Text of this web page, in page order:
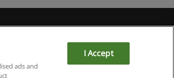
ads and
I Accept